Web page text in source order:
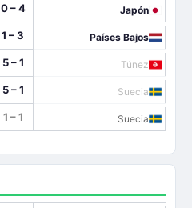
0 – 4
Japón
1 – 3
Países Bajos
5 – 1
Túnez
5 – 1
Suecia
1 – 1 Suecia